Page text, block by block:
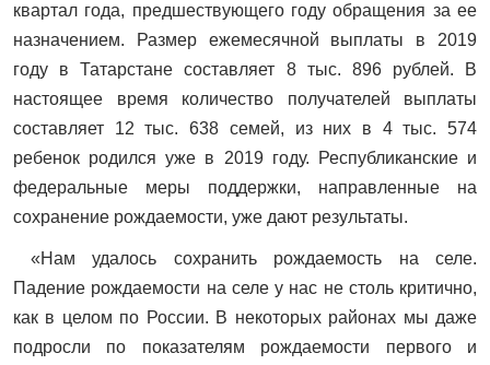
квартал года, предшествующего году обращения за ее
назначением. Размер ежемесячной выплаты в 2019
году в Татарстане составляет 8 тыс. 896 рублей. В
настоящее время количество получателей выплаты
составляет 12 тыс. 638 семей, из них в 4 тыс. 574
ребенок родился уже в 2019 году. Республиканские и
федеральные меры поддержки, направленные на
сохранение рождаемости, уже дают результаты.
«Нам удалось сохранить рождаемость на селе.
Падение рождаемости на селе у нас не столь критично,
как в целом по России. В некоторых районах мы даже
подросли по показателям рождаемости первого и